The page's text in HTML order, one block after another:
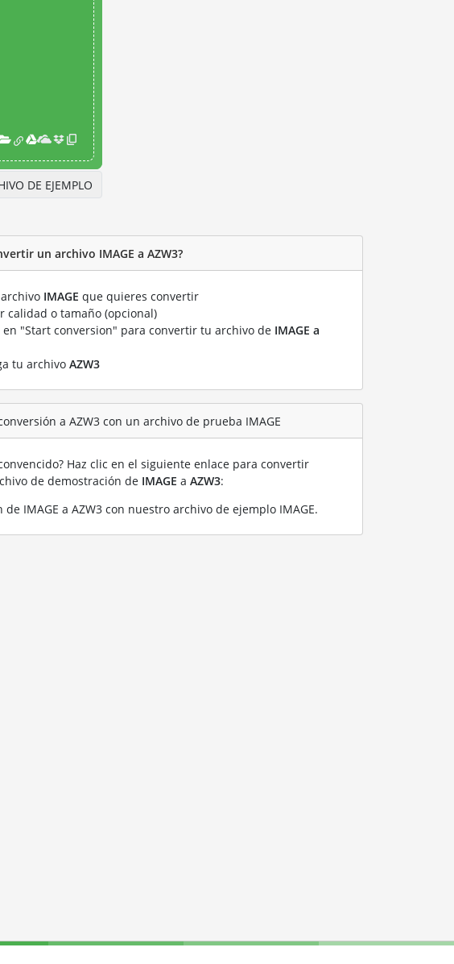
DE EJEMPLO
un archivo IMAGE a AZW3?
IMAGE que quieres convertir
calidad o tamaño (opcional)
en "Start conversion" para convertir tu archivo de IMAGE a
tu archivo AZW3
a AZW3 con un archivo de prueba IMAGE
Haz clic en el siguiente enlace para convertir
de demostración de IMAGE a AZW3:
de IMAGE a AZW3 con nuestro archivo de ejemplo IMAGE.